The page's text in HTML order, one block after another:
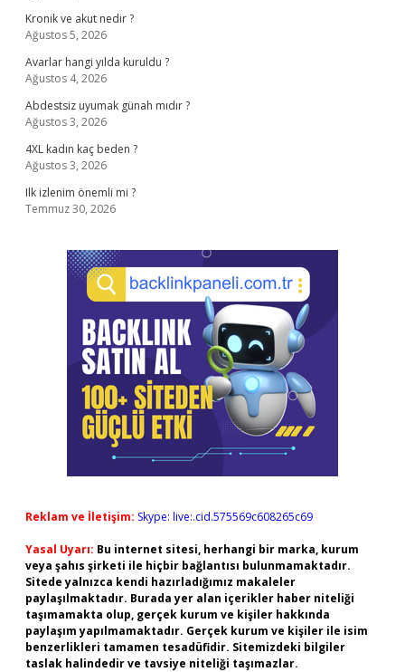
Kronik ve akut nedir ?
Ağustos 5, 2026
Avarlar hangi yılda kuruldu ?
Ağustos 4, 2026
Abdestsiz uyumak günah mıdır ?
Ağustos 3, 2026
4XL kadın kaç beden ?
Ağustos 3, 2026
Ilk izlenim önemli mi ?
Temmuz 30, 2026
Reklam ve İletişim: Skype: live:.cid.575569c608265c69
Yasal Uyarı: Bu internet sitesi, herhangi bir marka, kurum
veya şahıs şirketi ile hiçbir bağlantısı bulunmamaktadır.
Sitede yalnızca kendi hazırladığımız makaleler
paylaşılmaktadır. Burada yer alan içerikler haber niteliği
taşımamakta olup, gerçek kurum ve kişiler hakkında
paylaşım yapılmamaktadır. Gerçek kurum ve kişiler ile isim
benzerlikleri tamamen tesadüfidir. Sitemizdeki bilgiler
taslak halindedir ve tavsiye niteliği taşımazlar.